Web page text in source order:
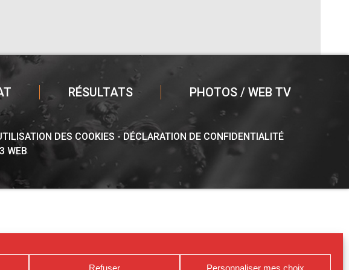
Refuser Personnaliser mes choix
RÉSULTATS PHOTOS / WEB TV
DES COOKIES
DÉCLARATION DE CONFIDENTIALITÉ
WEB